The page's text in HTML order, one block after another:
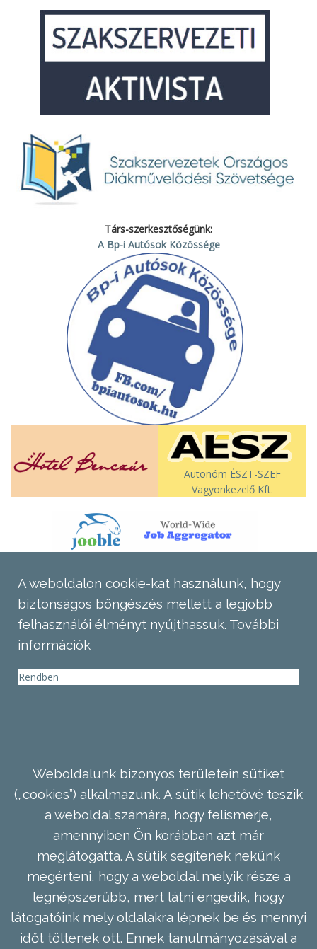
Társ-szerkesztőségünk:
A Bp-i Autósok Közössége
Autonóm ÉSZT-SZEF
Vagyonkezelő Kft.
A weboldalon cookie-kat használunk, hogy
biztonságos böngészés mellett a legjobb
felhasználói élményt nyújthassuk. További
információk
Rendben
Weboldalunk bizonyos területein sütiket
(„cookies”) alkalmazunk. A sütik lehetővé teszik
a weboldal számára, hogy felismerje,
amennyiben Ön korábban azt már
meglátogatta. A sütik segítenek nekünk
megérteni, hogy a weboldal melyik része a
legnépszerűbb, mert látni engedik, hogy
látogatóink mely oldalakra lépnek be és mennyi
időt töltenek ott. Ennek tanulmányozásával a